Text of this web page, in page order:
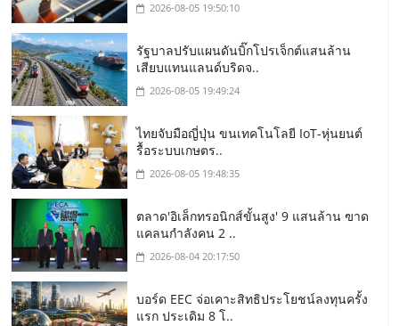
2026-08-05 19:50:10
รัฐบาลปรับแผนดันบิ๊กโปรเจ็กต์แสนล้าน
เสียบแทนแลนด์บริดจ..
2026-08-05 19:49:24
ไทยจับมือญี่ปุ่น ขนเทคโนโลยี IoT-หุ่นยนต์
รื้อระบบเกษตร..
2026-08-05 19:48:35
ตลาด'อิเล็กทรอนิกส์ขั้นสูง' 9 แสนล้าน ฃาด
แคลนกำลังคน 2 ..
2026-08-04 20:17:50
บอร์ด EEC จ่อเคาะสิทธิประโยชน์ลงทุนครั้ง
แรก ประเดิม 8 โ..